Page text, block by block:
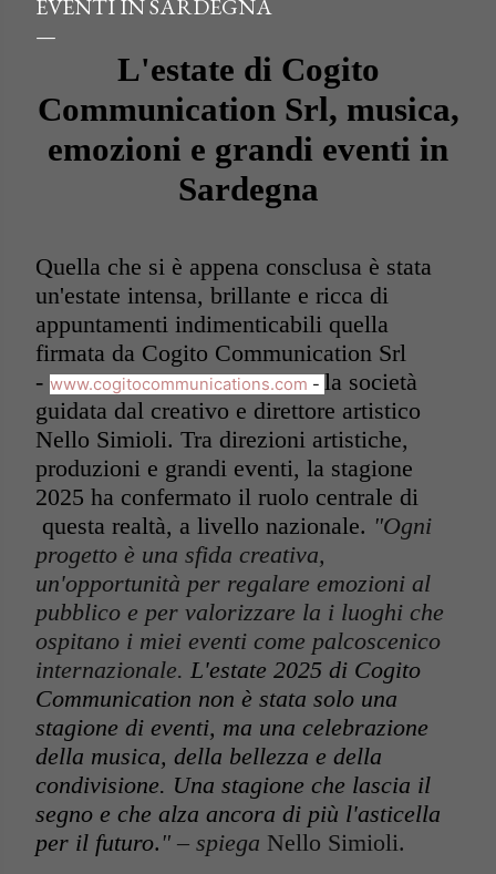
EVENTI IN SARDEGNA
L'estate di Cogito
Communication Srl, musica,
emozioni e grandi eventi in
Sardegna
Quella che si è appena consclusa è stata
un'estate intensa, brillante e ricca di
appuntamenti indimenticabili quella
firmata da Cogito Communication Srl
- www.cogitocommunications.com - la società
guidata dal creativo e direttore artistico
Nello Simioli. Tra direzioni artistiche,
produzioni e grandi eventi, la stagione
2025 ha confermato il ruolo centrale di
questa realtà, a livello nazionale. "Ogni
progetto è una sfida creativa,
un'opportunità per regalare emozioni al
pubblico e per valorizzare la i luoghi che
ospitano i miei eventi come palcoscenico
internazionale. L'estate 2025 di Cogito
Communication non è stata solo una
stagione di eventi, ma una celebrazione
della musica, della bellezza e della
condivisione. Una stagione che lascia il
segno e che alza ancora di più l'asticella
per il futuro. " – spiega Nello Simioli.